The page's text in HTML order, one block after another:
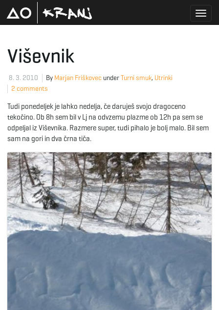
g
l
e
n
Viševnik
8. 3. 2010 By Marjan Friškovec underTurni smuk, Utrinki
2 comments
Tudi ponedeljek je lahko nedelja, če daruješ svojo dragoceno
tekočino. Ob 8h sem bil v Lj na odvzemu plazme ob 12h pa sem se
odpeljal iz Viševnika. Razmere super, tudi pihalo je bolj malo. Bil sem
sam na gori in dva črna tiča.